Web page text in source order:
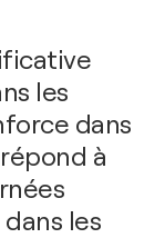
les
dans
à
les